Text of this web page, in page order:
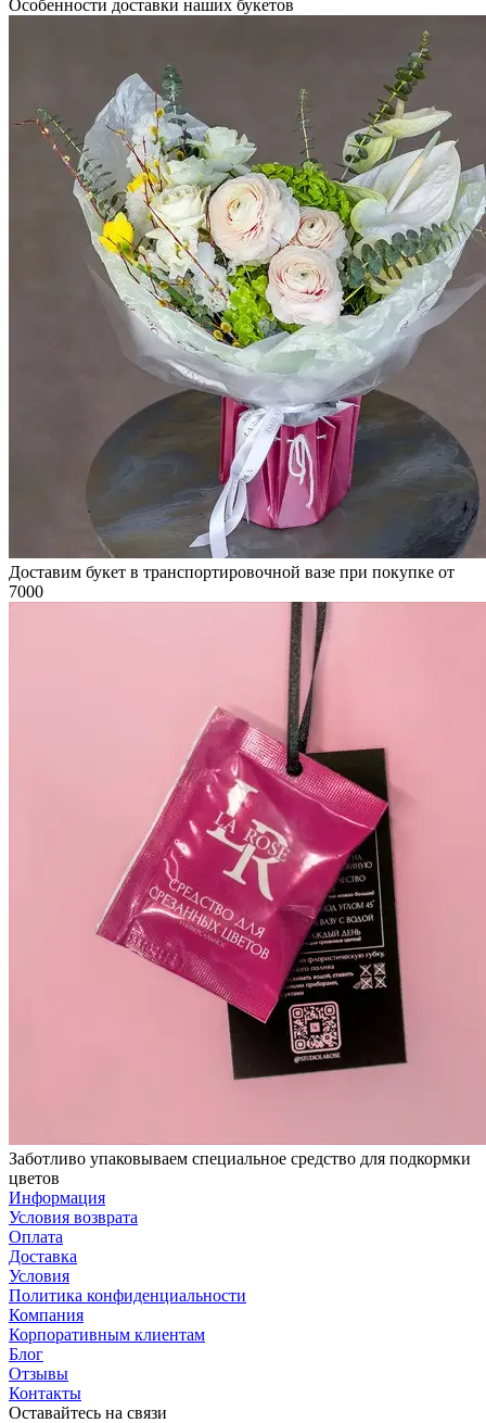
Особенности доставки наших букетов
Доставим букет в транспортировочной вазе при покупке от
7000
Заботливо упаковываем специальное средство для подкормки
цветов
Информация
Условия возврата
Оплата
Доставка
Условия
Политика конфиденциальности
Компания
Корпоративным клиентам
Блог
Отзывы
Контакты
Оставайтесь на связи